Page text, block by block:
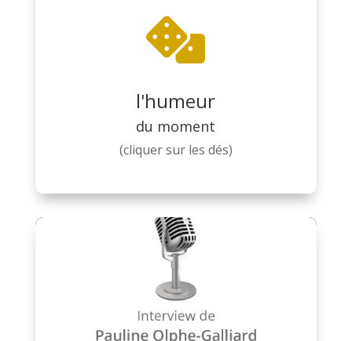

l'humeur
du moment
(cliquer sur les dés)
adage
sobre 😉